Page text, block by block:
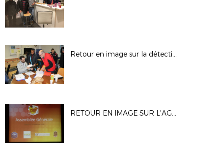
Retour en image sur la détection U15
RETOUR EN IMAGE SUR L'AG DU NEUBOURG